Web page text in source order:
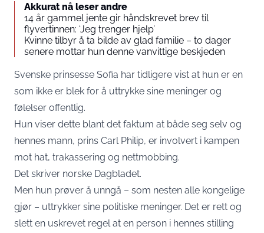
Akkurat nå leser andre
14 år gammel jente gir håndskrevet brev til
flyvertinnen: ‘Jeg trenger hjelp’
Kvinne tilbyr å ta bilde av glad familie – to dager
senere mottar hun denne vanvittige beskjeden
Svenske prinsesse Sofia har tidligere vist at hun er en
som ikke er blek for å uttrykke sine meninger og
følelser offentlig.
Hun viser dette blant det faktum at både seg selv og
hennes mann, prins Carl Philip, er involvert i kampen
mot hat, trakassering og nettmobbing.
Det skriver norske Dagbladet.
Men hun prøver å unngå – som nesten alle kongelige
gjør – uttrykker sine politiske meninger. Det er rett og
slett en uskrevet regel at en person i hennes stilling